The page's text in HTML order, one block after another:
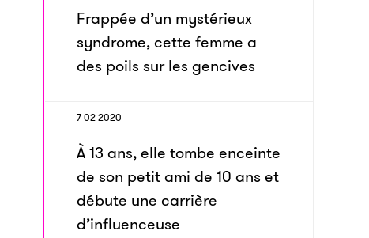
Frappée d’un mystérieux
syndrome, cette femme a
des poils sur les gencives
7 02 2020
À 13 ans, elle tombe enceinte
de son petit ami de 10 ans et
débute une carrière
d’influenceuse